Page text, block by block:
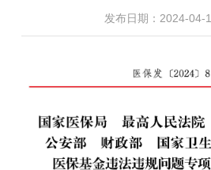
发布日期：2024-04-